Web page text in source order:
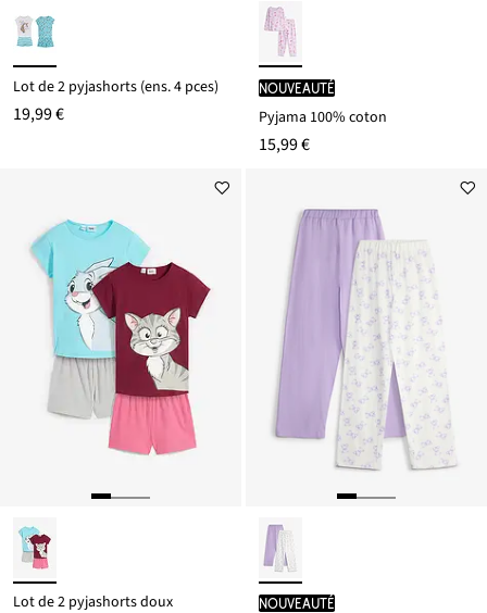
Lot de 2 pyjashorts (ens. 4 pces)
19,99 €
Nouveauté
Pyjama 100% coton
15,99 €
Lot de 2 pyjashorts doux Nouveauté